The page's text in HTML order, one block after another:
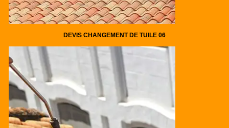
DEVIS CHANGEMENT DE TUILE 06